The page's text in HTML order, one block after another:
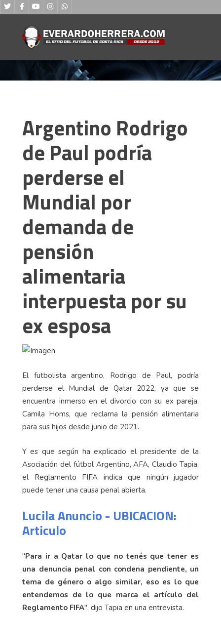
Argentino Rodrigo
de Paul podría
perderse el
Mundial por
demanda de
pensión
alimentaria
interpuesta por su
ex esposa
El futbolista argentino, Rodrigo de Paul, podría
perderse el Mundial de Qatar 2022, ya que se
encuentra inmerso en el divorcio con su ex pareja,
Camila Homs, que reclama la pensión alimentaria
para sus hijos desde junio de 2021.
Y es que según ha explicado el presidente de la
Asociación del fútbol Argentino, AFA, Claudio Tapia,
el Reglamento FIFA indica que ningún jugador
puede tener una causa penal abierta.
Lucila Anuncio - UBICACION:
Articulo
"Para ir a Qatar lo que no tenés que tener es
una denuncia penal con condena pendiente, un
tema de género o algo similar, eso es lo que
entendemos de lo que marca el artículo del
Reglamento FIFA", dijo Tapia en una entrevista.